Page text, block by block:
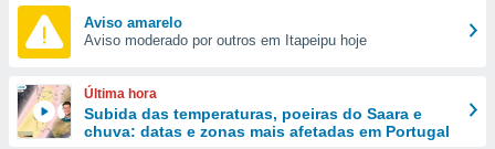
e
forma
digital
Aviso amarelo
Aviso moderado por outros em Itapeipu hoje
Última hora
Subida das temperaturas, poeiras do Saara e
chuva: datas e zonas mais afetadas em Portugal